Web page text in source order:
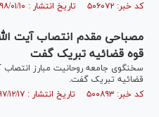
کد خبر: ۵۰۶۰۷۲ تاریخ انتشار : ۱۳۹۸/۰۱/۱۰
مصباحی مقدم انتصاب آیت
قوه قضائیه تبریک گفت
سخنگوی جامعه روحانیت مبارز انتصاب
قضائیه تبریک گفت.
کد خبر: ۵۰۰۸۹۳ تاریخ انتشار : ۱۳۹۷/۱۲/۱۷